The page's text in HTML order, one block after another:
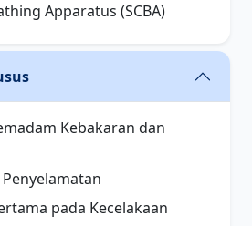
Apparatus (SCBA)
Kebakaran dan
pada Kecelakaan